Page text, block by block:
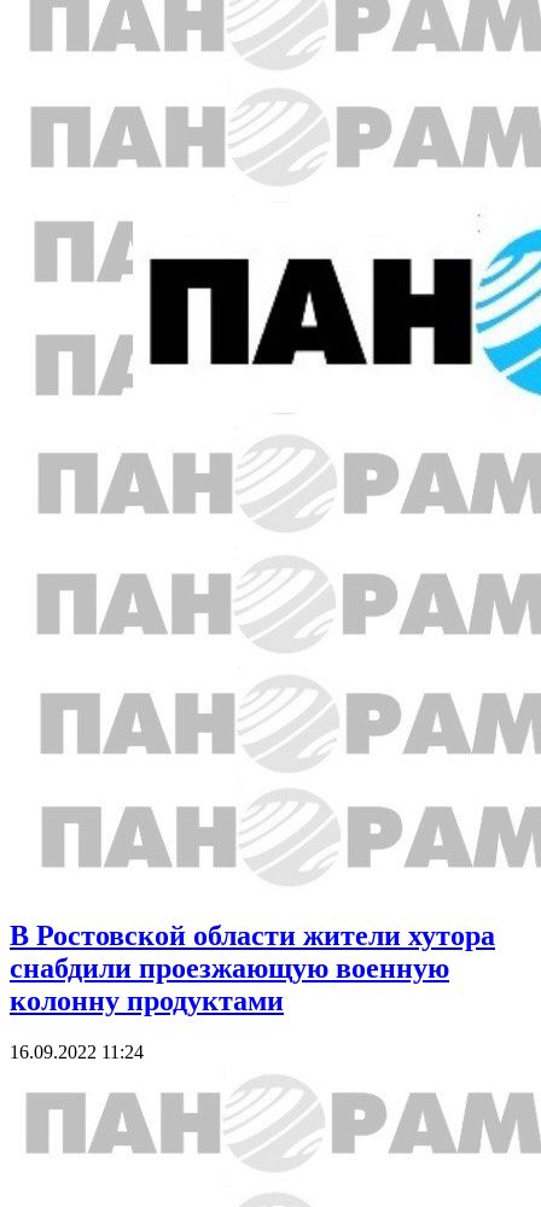
В Ростовской области жители хутора
снабдили проезжающую военную
колонну продуктами
16.09.2022 11:24